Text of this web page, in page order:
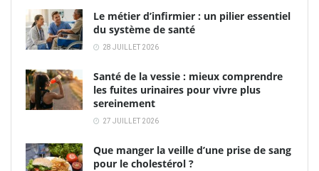
Le métier d’infirmier : un pilier essentiel
du système de santé
28 JUILLET 2026
Santé de la vessie : mieux comprendre
les fuites urinaires pour vivre plus
sereinement
27 JUILLET 2026
Que manger la veille d’une prise de sang
pour le cholestérol ?